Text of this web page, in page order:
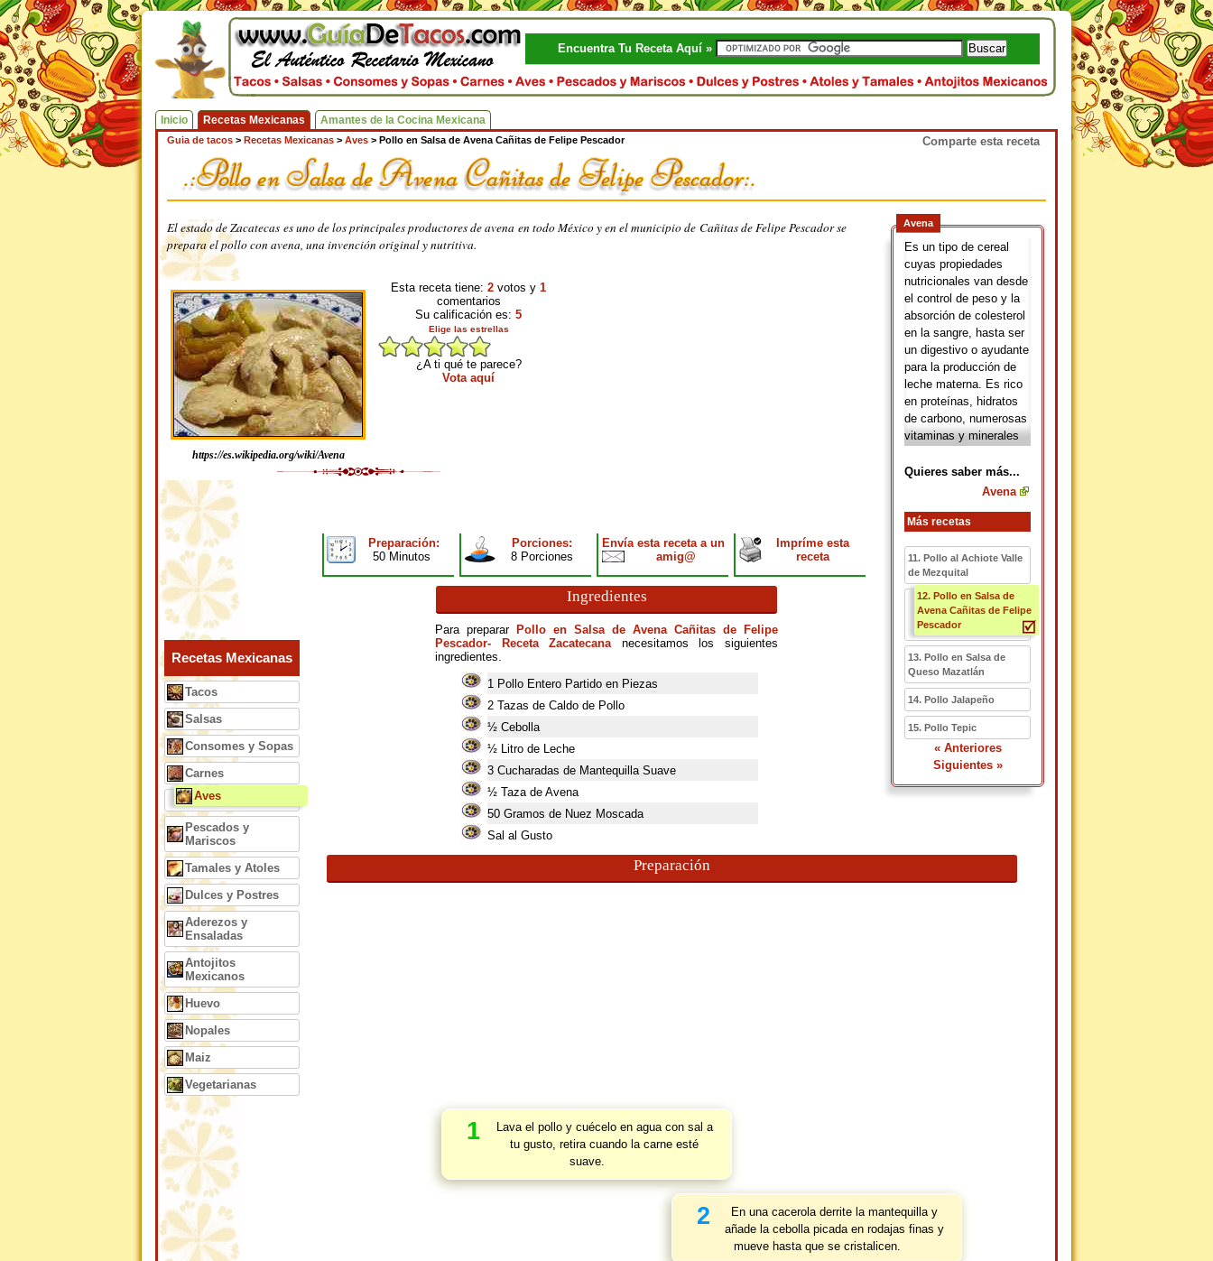
Encuentra Tu Receta Aquí »
Inicio Recetas Mexicanas Amantes de la Cocina Mexicana
Guia de tacos > Recetas Mexicanas > Aves > Pollo en Salsa de Avena Cañitas de Felipe Pescador
El estado de Zacatecas es uno de los principales productores de avena en todo México y en el municipio de Cañitas de Felipe Pescador se
prepara el pollo con avena, una invención original y nutritiva.
https://es.wikipedia.org/wiki/Avena
Esta receta tiene: 2 votos y 1
comentarios
Su calificación es: 5
Elige las estrellas
¿A ti qué te parece?
Vota aquí
Avena
Es un tipo de cereal
cuyas propiedades
nutricionales van desde
el control de peso y la
absorción de colesterol
en la sangre, hasta ser
un digestivo o ayudante
para la producción de
leche materna. Es rico
en proteínas, hidratos
de carbono, numerosas
vitaminas y minerales
potasio, fósforo y
calcio, entre otros;
cantidades de fibra.
Quieres saber más...
Avena
Más recetas
11. Pollo al Achiote Valle
de Mezquital
12. Pollo en Salsa de
Avena Cañitas de Felipe
Pescador
13. Pollo en Salsa de
Queso Mazatlán
14. Pollo Jalapeño
15. Pollo Tepic
« Anteriores
Siguientes »
Preparación:
50 Minutos
Porciones:
8 Porciones
Envía esta receta a un
amig@
Impríme esta
receta
Ingredientes
Para preparar Pollo en Salsa de Avena Cañitas de Felipe
Pescador- Receta Zacatecananecesitamos los siguientes
ingredientes.
1 Pollo Entero Partido en Piezas
2 Tazas de Caldo de Pollo
½ Cebolla
½ Litro de Leche
3 Cucharadas de Mantequilla Suave
½ Taza de Avena
50 Gramos de Nuez Moscada
Sal al Gusto
Preparación
1
Lava el pollo y cuécelo en agua con sal a
tu gusto, retira cuando la carne esté
suave.
2
En una cacerola derrite la mantequilla y
añade la cebolla picada en rodajas finas y
mueve hasta que se cristalicen.
Recetas Mexicanas
Tacos
Salsas
Consomes y Sopas
Carnes
Aves
Pescados y
Mariscos
Tamales y Atoles
Dulces y Postres
Aderezos y
Ensaladas
Antojitos
Mexicanos
Huevo
Nopales
Maiz
Vegetarianas
Comparte esta receta